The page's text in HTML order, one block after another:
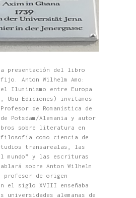
Videos
presentación del libro
Anton Wilhelm Amo:
Iluminismo entre Europa
Ubu Ediciones) invitamos
de Romanística de
Potsdam/Alemania y autor
sobre literatura en
como ciencia de
transarealas, las
mundo” y las escrituras
sobre Anton Wilhelm
profesor de origen
el siglo XVIII enseñaba
alemanas de